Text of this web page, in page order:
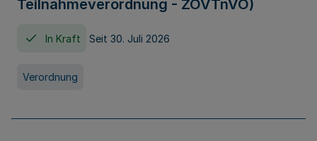
Teilnahmeverordnung - ZOVTnVO)
In Kraft Seit 30. Juli 2026
Verordnung